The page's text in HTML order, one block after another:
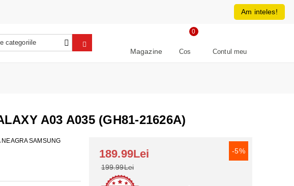
RON
Magazine Cos
0
Contul meu
A03 A035 (GH81-21626A)
SAMSUNG
-5%
189.99Lei
199.99Lei
Am inteles!